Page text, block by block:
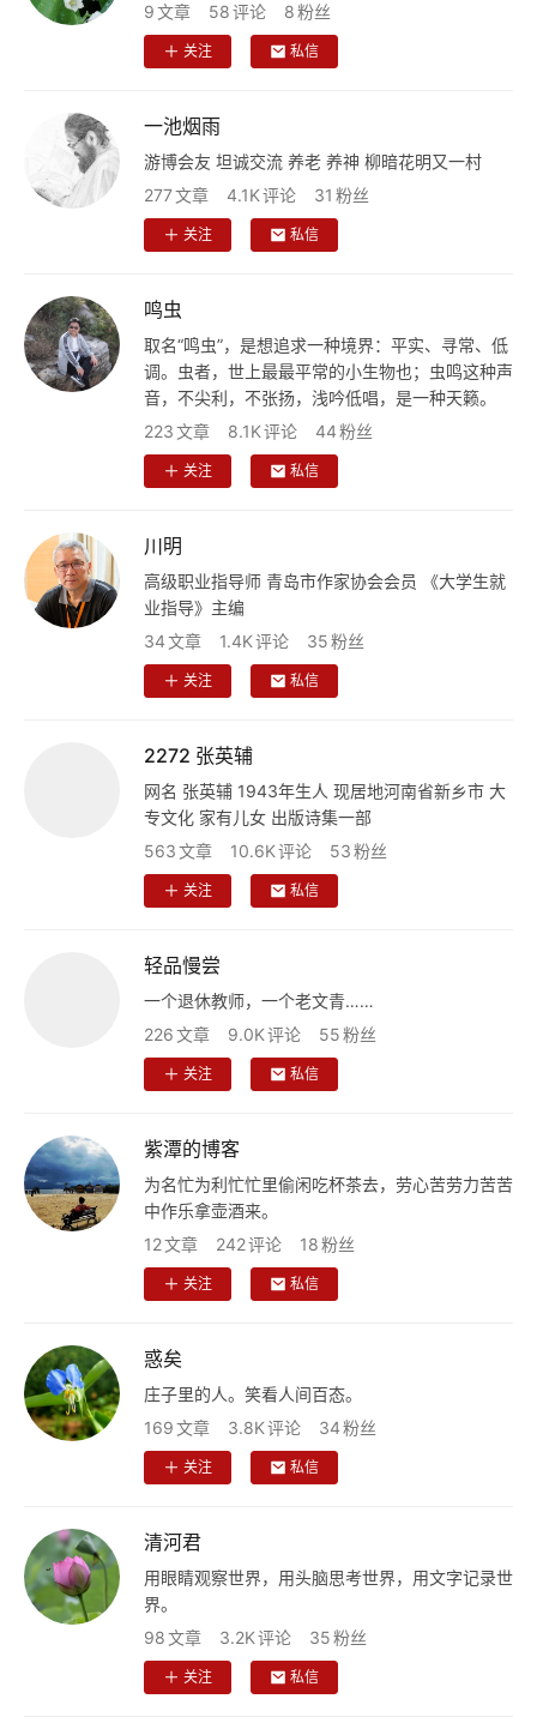
文
活
情
育
儿
9文章 58评论 8粉丝
关注 私信
一池烟雨
游博会友 坦诚交流 养老 养神 柳暗花明又一村
277文章 4.1K评论 31 粉丝
关注 私信
鸣虫
取名“鸣虫”，是想追求一种境界：平实、寻常、低
调。虫者，世上最最平常的小生物也；虫鸣这种声
音，不尖利，不张扬，浅吟低唱，是一种天籁。
223文章 8.1K评论 44粉丝
关注 私信
川明
高级职业指导师 青岛市作家协会会员 《大学生就
业指导》主编
34文章 1.4K评论 35粉丝
关注 私信
2272 张英辅
网名 张英辅 1943年生人 现居地河南省新乡市 大
专文化 家有儿女 出版诗集一部
563文章 10.6K评论 53粉丝
关注 私信
轻品慢尝
一个退休教师，一个老文青……
226文章 9.0K评论 55粉丝
关注 私信
紫潭的博客
为名忙为利忙忙里偷闲吃杯茶去，劳心苦劳力苦苦
中作乐拿壶酒来。
12文章 242评论 18粉丝
关注 私信
惑矣
庄子里的人。笑看人间百态。
169文章 3.8K评论 34粉丝
关注 私信
清河君
用眼睛观察世界，用头脑思考世界，用文字记录世
界。
98文章 3.2K评论 35粉丝
关注 私信